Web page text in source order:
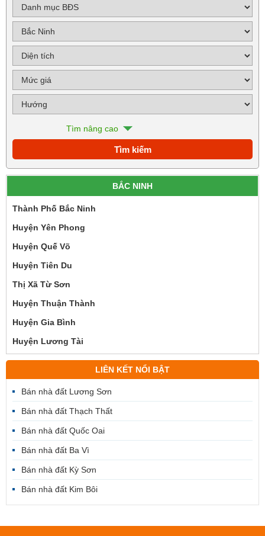
Tìm nâng cao
BẮC NINH
Thành Phố Bắc Ninh
Huyện Yên Phong
Huyện Quế Võ
Huyện Tiên Du
Thị Xã Từ Sơn
Huyện Thuận Thành
Huyện Gia Bình
Huyện Lương Tài
LIÊN KẾT NỔI BẬT
Bán nhà đất Lương Sơn
Bán nhà đất Thạch Thất
Bán nhà đất Quốc Oai
Bán nhà đất Ba Vì
Bán nhà đất Kỳ Sơn
Bán nhà đất Kim Bôi